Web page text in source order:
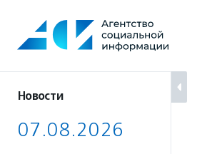
содержанию
Новости
07.08.2026